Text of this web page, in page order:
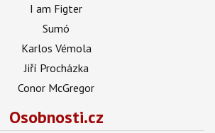
I am Figter
Sumó
Karlos Vémola
Jiří Procházka
Conor McGregor
Osobnosti.cz